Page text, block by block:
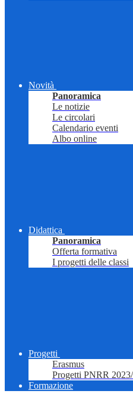
Novità
Panoramica
Le notizie
Le circolari
Calendario eventi
Albo online
Didattica
Panoramica
Offerta formativa
I progetti delle classi
Progetti
Erasmus
Progetti PNRR
Formazione